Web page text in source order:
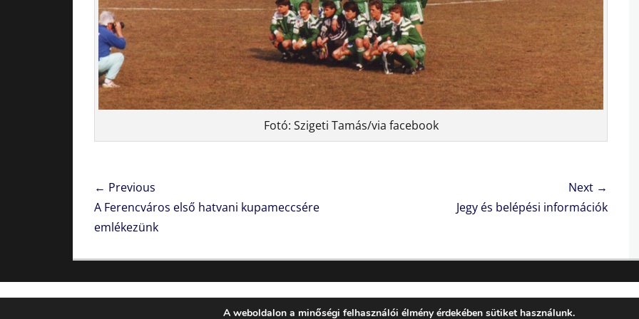
Fotó: Szigeti Tamás/via facebook
Bejegyzés
navigáció
← Previous
Previous
post:
A Ferencváros első hatvani kupameccsére
emlékezünk
Next →
Jegy és belépési információk
Copyright © 2026FC Hatvan. All Rights Reserved. | Lucida by
A weboldalon a minőségi felhasználói élmény érdekében sütiket használunk.